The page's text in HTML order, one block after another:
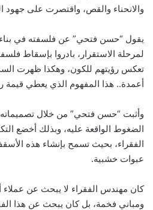
والانحناء والقص، واقتصرت على
يقول “حسن فتحي” عن فلسفته في بناء
لمرحلة الاستقرار، بادروا بإسقاط
تعكس رؤيتهم للكون، وهكذا ظهرت
أعمدة.. هذا المفهوم الذي يعطي قيمة
وأثبت “حسن فتحي” من خلال
الضغوط الواقعة عليه، وبذلك أخضع
الفقراء، بحيث تسمح بإنشاء هذه
عبوات خشبية.
كان مهندس الفقراء لا يبحث عن عملاء
ومباني فخمة، بل كان يبحث عن هذا